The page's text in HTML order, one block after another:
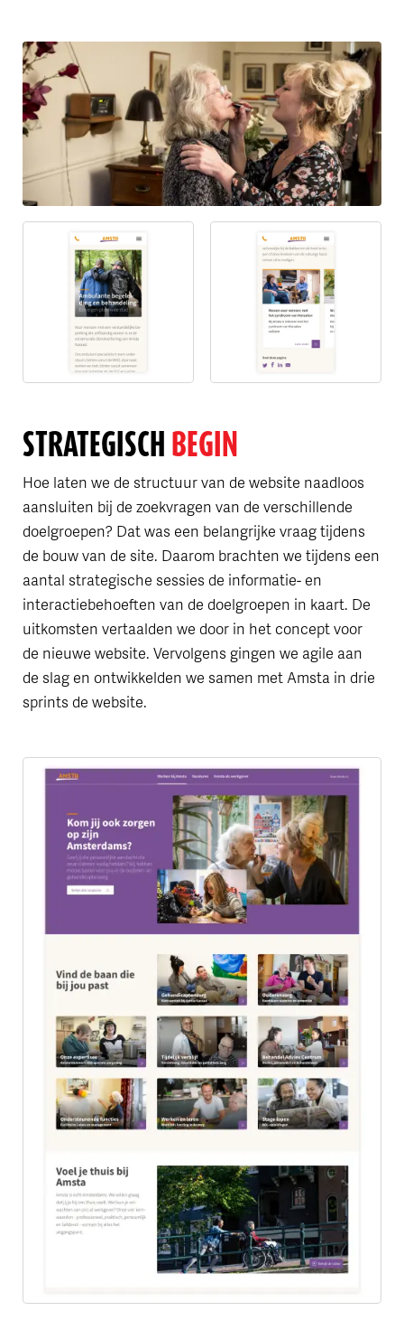
STRATEGISCH BEGIN
Hoe laten we de structuur van de website naadloos
aansluiten bij de zoekvragen van de verschillende
doelgroepen? Dat was een belangrijke vraag tijdens
de bouw van de site. Daarom brachten we tijdens een
aantal strategische sessies de informatie- en
interactiebehoeften van de doelgroepen in kaart. De
uitkomsten vertaalden we door in het concept voor
de nieuwe website. Vervolgens gingen we agile aan
de slag en ontwikkelden we samen met Amsta in drie
sprints de website.